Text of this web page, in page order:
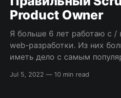
берем людей с нужными
Product Owner
Я больше 6 лет работаю с /
web-разработки. Из них
иметь дело с самым
Хочу поделиться с вами
Jul 5, 2022 — 10 min read